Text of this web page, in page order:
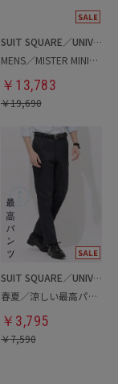
SUIT SQUARE／UNIVERSAL LANGUAGE
MENS／MISTER MINIT／ストレートチップシューズ
￥ 13,783
￥19,690
SUIT SQUARE／UNIVERSAL LANGUAGE
春夏／涼しい最高パンツ
￥ 3,795
￥7,590